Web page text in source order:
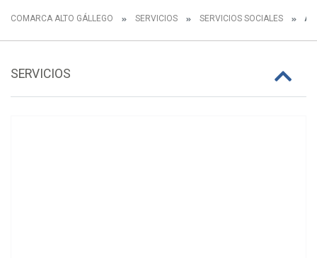
COMARCA ALTO GÁLLEGO SERVICIOS SERVICIOS SOCIALES
SERVICIOS